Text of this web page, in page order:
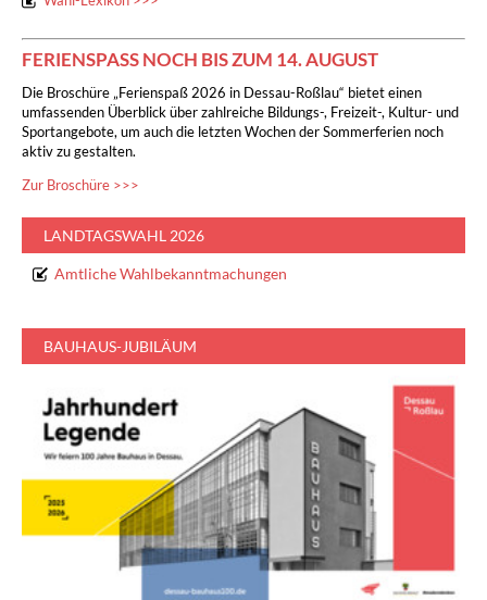
FERIENSPASS NOCH BIS ZUM 14. AUGUST
Die Broschüre „Ferienspaß 2026 in Dessau-Roßlau“ bietet einen
umfassenden Überblick über zahlreiche Bildungs-, Freizeit-, Kultur- und
Sportangebote, um auch die letzten Wochen der Sommerferien noch
aktiv zu gestalten.
Zur Broschüre >>>
LANDTAGSWAHL 2026
Amtliche Wahlbekanntmachungen
BAUHAUS-JUBILÄUM